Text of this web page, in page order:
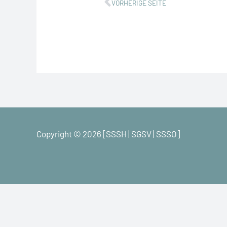
VORHERIGE SEITE
Copyright © 2026 [SSSH | SGSV | SSSO]